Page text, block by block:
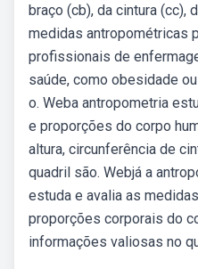
braço (cb), da cintura (cc),
medidas antropométricas
profissionais de
saúde, como obesidade
o. Weba antropometria
e proporções do corpo
altura, circunferência de
quadril são. Webjá a
estuda e avalia as
proporções corporais do
informações valiosas no